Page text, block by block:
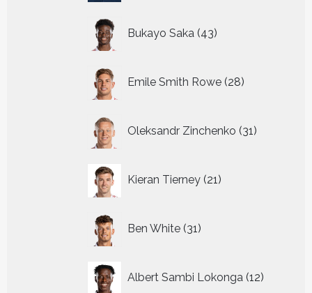
Bukayo Saka 43
producten
Emile Smith Rowe 28
producten
Oleksandr Zinchenko 31
producten
Kieran Tierney 21
producten
Ben White 31
producten
Albert Sambi Lokonga 12